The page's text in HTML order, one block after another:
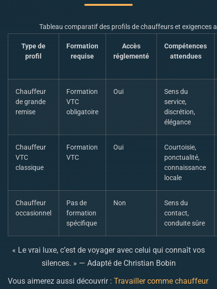
Tableau comparatif des profils de chauffeurs et exigences
Type de
profil
Formation
requise
Accès
réglementé
Compétences
attendues
Chauffeur
de grande
remise
Formation
VTC
obligatoire
Oui
Sens du
service,
discrétion,
élégance
Chauffeur
VTC
classique
Formation
VTC
Oui
Courtoisie,
ponctualité,
connaissance
locale
Chauffeur
occasionnel
Pas de
formation
spécifique
Non
Sens du
contact,
conduite sûre
« Le vrai luxe, c’est de voyager avec celui qui connaît vos
silences. » — Adapté de Christian Bobin
Vous aimerez aussi découvrir : Travailler comme chauffeur